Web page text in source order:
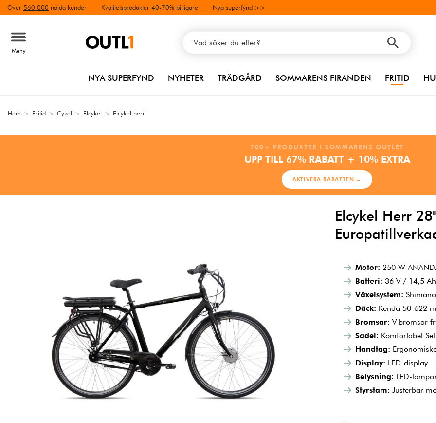
Över 560 000 nöjda kunder Kvalitetsprodukter 40-70% billigare Nya superfynd >>
Meny
NYA SUPERFYND NYHETER TRÄDGÅRD SOMMARENS FIRANDEN FRITID
Hem > Fritid > Cykel > Elcykel > Elcykel herr
700+ PRODUKTER I SOMMARENS OUTLET
UPP TILL 67% RABATT + 10% EXTRA
AKTIVERA RABATTEN →
Elcykel Herr
Motor: 250 W
Batteri: 36 V / 14,5
Växelsystem:
Däck: Kenda 50-622
Bromsar: V-bromsar
Sadel: Komfortabel
Handtag:
Display: LED-display
Belysning: LED-
Styrstam: Justerbar